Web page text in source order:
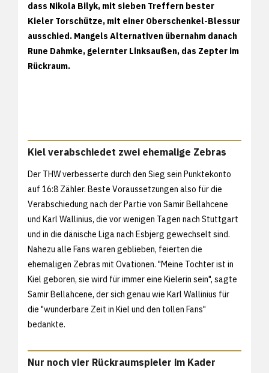
dass Nikola Bilyk, mit sieben Treffern bester
Kieler Torschütze, mit einer Oberschenkel-Blessur
ausschied. Mangels Alternativen übernahm danach
Rune Dahmke, gelernter Linksaußen, das Zepter im
Rückraum.
Kiel verabschiedet zwei ehemalige Zebras
Der THW verbesserte durch den Sieg sein Punktekonto
auf 16:8 Zähler. Beste Voraussetzungen also für die
Verabschiedung nach der Partie von Samir Bellahcene
und Karl Wallinius, die vor wenigen Tagen nach Stuttgart
und in die dänische Liga nach Esbjerg gewechselt sind.
Nahezu alle Fans waren geblieben, feierten die
ehemaligen Zebras mit Ovationen. "Meine Tochter ist in
Kiel geboren, sie wird für immer eine Kielerin sein", sagte
Samir Bellahcene, der sich genau wie Karl Wallinius für
die "wunderbare Zeit in Kiel und den tollen Fans"
bedankte.
Nur noch vier Rückraumspieler im Kader